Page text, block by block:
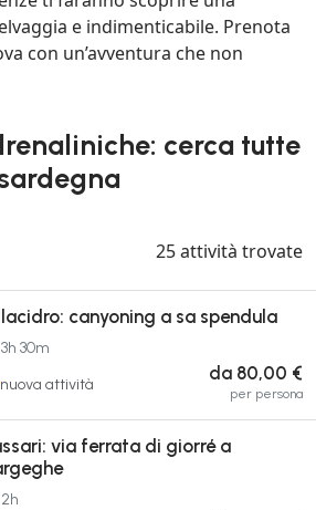
e indimenticabile. Prenota
con un’avventura che non
cerca tutte
25attività trovate
canyoning a sa spendula
3h 30m
nuova attività
da 80,00 €
per persona
via ferrata di giorré a
2h